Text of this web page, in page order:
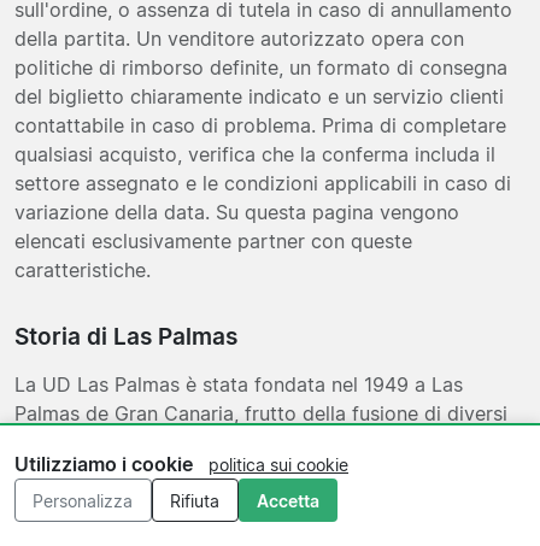
sull'ordine, o assenza di tutela in caso di annullamento
della partita. Un venditore autorizzato opera con
politiche di rimborso definite, un formato di consegna
del biglietto chiaramente indicato e un servizio clienti
contattabile in caso di problema. Prima di completare
qualsiasi acquisto, verifica che la conferma includa il
settore assegnato e le condizioni applicabili in caso di
variazione della data. Su questa pagina vengono
elencati esclusivamente partner con queste
caratteristiche.
Storia di Las Palmas
La UD Las Palmas è stata fondata nel 1949 a Las
Palmas de Gran Canaria, frutto della fusione di diversi
campionati di Primera División nel corso della sua
storia, con un periodo di presenza stabile nella
massima serie negli anni Sessanta e Settanta. Dopo
Utilizziamo i cookie
politica sui cookie
Personalizza
Rifiuta Accetta